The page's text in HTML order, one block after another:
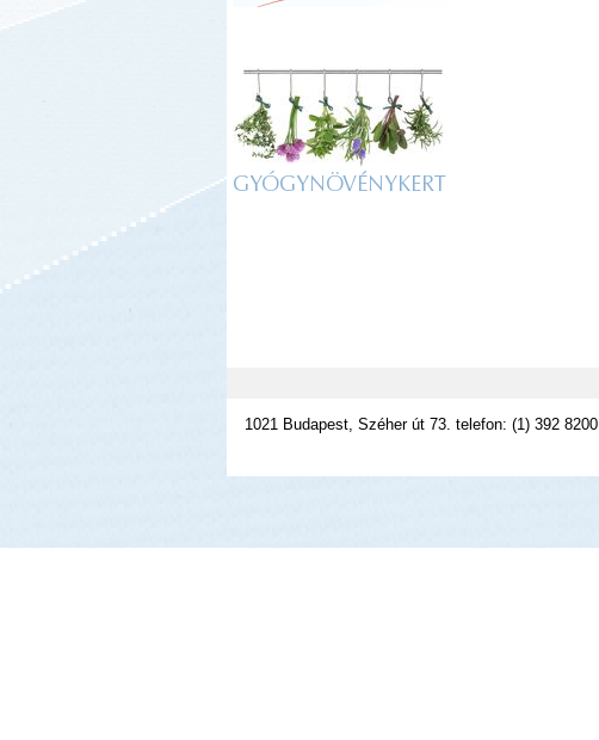
GYÓGYNÖVÉNYKERT
1021 Budapest, Széher út 73. telefon: (1) 392 8200